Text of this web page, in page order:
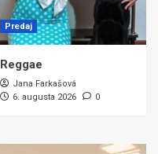
Predaj
Reggae
Jana Farkašová
6. augusta 2026
0